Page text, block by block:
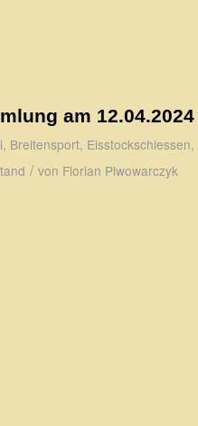
am 12.04.2024
, Breitensport, Eisstockschiessen,
/ von Florian Piwowarczyk